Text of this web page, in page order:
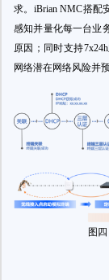
求。iBrian NMC搭配
感知并量化每一台业
原因；同时支持
网络潜在网络风险并
图